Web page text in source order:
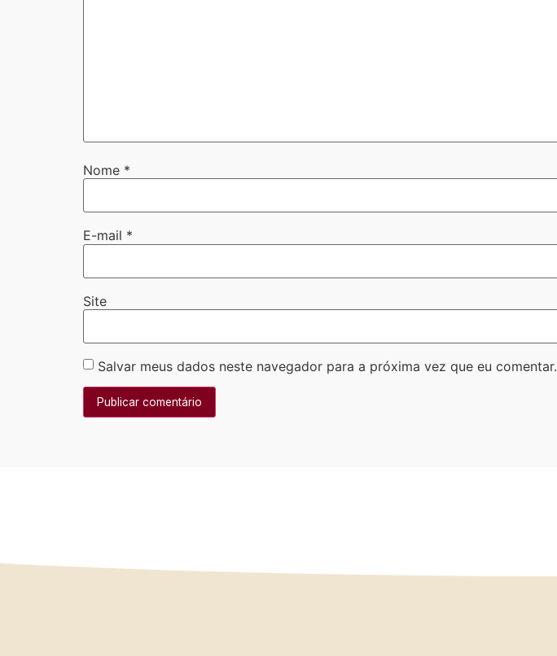
Nome *
E-mail *
Site
Salvar meus dados neste navegador para a próxima vez que eu comentar.